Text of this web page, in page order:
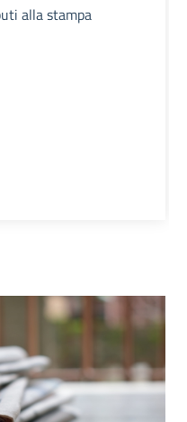
alla stampa